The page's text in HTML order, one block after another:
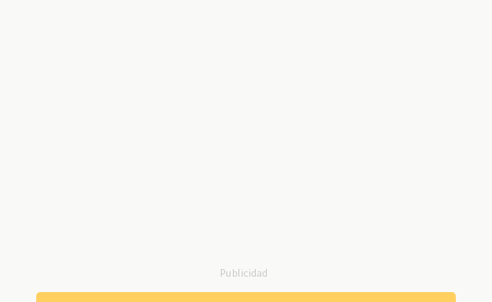
Publicidad